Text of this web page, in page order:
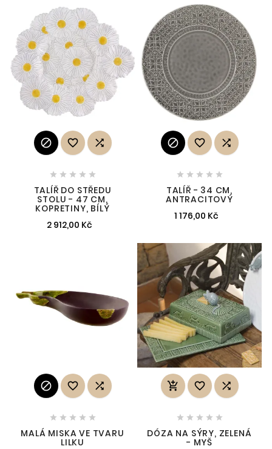
  
    
TALÍŘ DO STŘEDU
STOLU - 47 CM,
KOPRETINY, BÍLÝ
2 912,00 Kč
  
    
TALÍŘ - 34 CM,
ANTRACITOVÝ
1 176,00 Kč
  
    
MALÁ MISKA VE TVARU
LILKU
  
    
DÓZA NA SÝRY, ZELENÁ
- MYŠ